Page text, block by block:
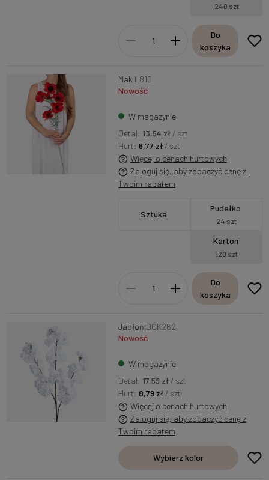
240 szt
Do
koszyka
Mak L810
Nowość
W magazynie
Detal: 13,54 zł / szt
Hurt:6,77 zł / szt
Więcej o cenach hurtowych
Zaloguj się, aby zobaczyć cenę z
Twoim rabatem
Sztuka
Pudełko
24 szt
Karton
120 szt
Do
koszyka
Jabłoń BGK262
Nowość
W magazynie
Detal: 17,59 zł / szt
Hurt:8,79 zł / szt
Więcej o cenach hurtowych
Zaloguj się, aby zobaczyć cenę z
Twoim rabatem
Wybierz kolor